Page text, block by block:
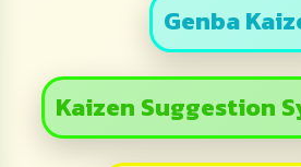
Genba
Kaizen Suggestion